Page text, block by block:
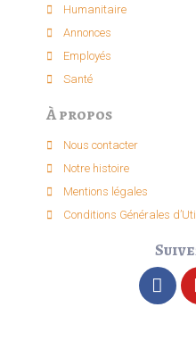
Humanitaire
Annonces
Employés
Santé
À propos
Nous contacter
Notre histoire
Mentions légales
Conditions Générales